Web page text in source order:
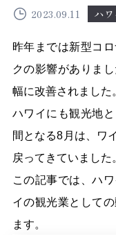
2023.09.11 ハ
昨年までは新型コ
クの影響がありま
幅に改善されました
ハワイにも観光地
間となる8月は、ワ
戻ってきていました
この記事では、ハ
イの観光業として
ます。